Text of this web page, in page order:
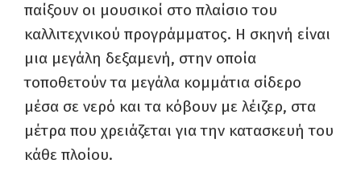
παίξουν οι μουσικοί στο πλαίσιο του
καλλιτεχνικού προγράμματος. Η σκηνή είναι
μια μεγάλη δεξαμενή, στην οποία
τοποθετούν τα μεγάλα κομμάτια σίδερο
μέσα σε νερό και τα κόβουν με λέιζερ, στα
μέτρα που χρειάζεται για την κατασκευή του
κάθε πλοίου.